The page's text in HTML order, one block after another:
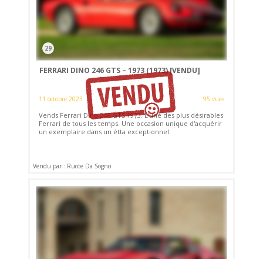
29
FERRARI DINO 246 GTS – 1973 (1973)[VENDU]
11 octobre 2023 95 vues
Vends Ferrari Dino 246 GTS 1973. L'une des plus désirables
Ferrari de tous les temps. Une occasion unique d'acquérir
un exemplaire dans un étta exceptionnel.
Vendu par : Ruote Da Sogno